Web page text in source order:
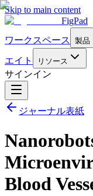
Skip to main content
FigPad
ワークスペース
製品
エイト リソース
サインイン
ジャーナル表紙
Blood